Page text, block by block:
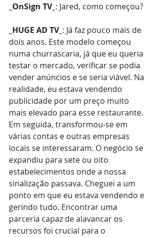
_OnSign TV_ : Jared, como começou?
_HUGE AD TV_ : Já faz pouco mais de
dois anos. Este modelo começou
numa churrascaria, já que eu queria
testar o mercado, verificar se podia
vender anúncios e se seria viável. Na
realidade, eu estava vendendo
publicidade por um preço muito
mais elevado para esse restaurante.
Em seguida, transformou-se em
várias contas e outras empresas
locais se interessaram. O negócio se
expandiu para sete ou oito
estabelecimentos onde a nossa
sinalização passava. Cheguei a um
ponto em que eu estava vendendo e
gerindo tudo. Encontrar uma
parceria capaz de alavancar os
recursos foi crucial para o